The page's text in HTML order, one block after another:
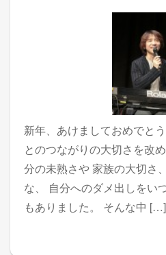
新年、あけましておめでと
とのつながりの大切さを改
分の未熟さや 家族の大切さ
な、 自分へのダメ出しをい
もありました。 そんな中 […]